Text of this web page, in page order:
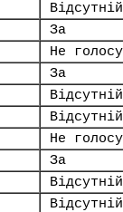
Відсутній
За
Не
За
Відсутній
Відсутній
Не
За
Відсутній
Відсутній